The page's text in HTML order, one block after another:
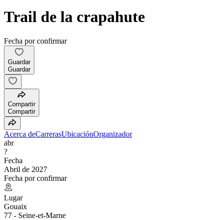
Trail de la crapahute
Fecha por confirmar
Guardar
Guardar
Compartir
Compartir
Acerca deCarrerasUbicaciónOrganizador
abr
?
Fecha
Abril de 2027
Fecha por confirmar
Lugar
Gouaix
77 - Seine-et-Marne